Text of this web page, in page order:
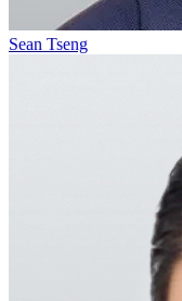
Sean Tseng